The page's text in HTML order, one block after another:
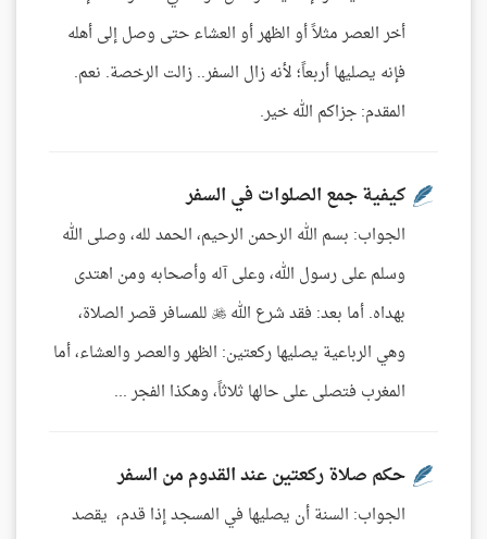
أخر العصر مثلاً أو الظهر أو العشاء حتى وصل إلى أهله
فإنه يصليها أربعاً؛ لأنه زال السفر.. زالت الرخصة. نعم.
المقدم: جزاكم الله خير.
كيفية جمع الصلوات في السفر
الجواب: بسم الله الرحمن الرحيم، الحمد لله، وصلى الله
وسلم على رسول الله، وعلى آله وأصحابه ومن اهتدى
بهداه. أما بعد: فقد شرع الله  للمسافر قصر الصلاة،
وهي الرباعية يصليها ركعتين: الظهر والعصر والعشاء، أما
المغرب فتصلى على حالها ثلاثاً، وهكذا الفجر ...
حكم صلاة ركعتين عند القدوم من السفر
الجواب: السنة أن يصليها في المسجد إذا قدم، يقصد